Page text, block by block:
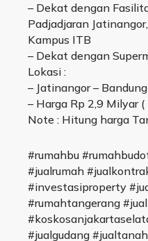
– Dekat dengan
Padjadjaran
Kampus ITB
– Dekat dengan
Lokasi :
– Jatinangor – Bandung
– Harga Rp 2,9 Milyar (
Note : Hitung harga
#rumahbu
#jualrumah
#investasiproperty
#rumahtangerang
#jualgudang